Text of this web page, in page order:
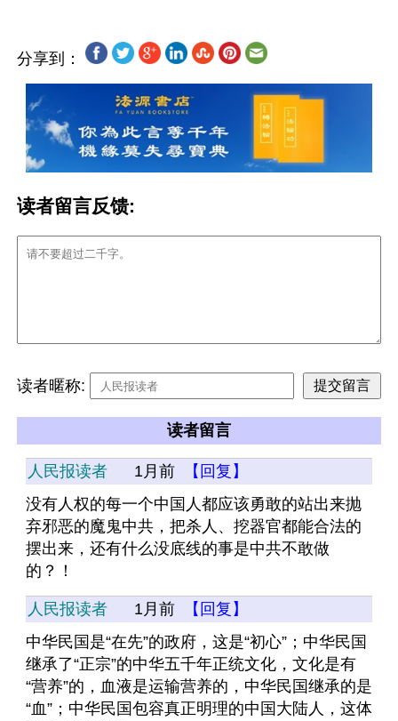
分享到：
读者留言反馈:
读者暱称:
读者留言
人民报读者 1月前
【回复】
没有人权的每一个中国人都应该勇敢的站出来抛
弃邪恶的魔鬼中共，把杀人、挖器官都能合法的
摆出来，还有什么没底线的事是中共不敢做
的？！
人民报读者 1月前
【回复】
中华民国是“在先”的政府，这是“初心”；中华民国
继承了“正宗”的中华五千年正统文化，文化是有
“营养”的，血液是运输营养的，中华民国继承的是
“血”；中华民国包容真正明理的中国大陆人，这体